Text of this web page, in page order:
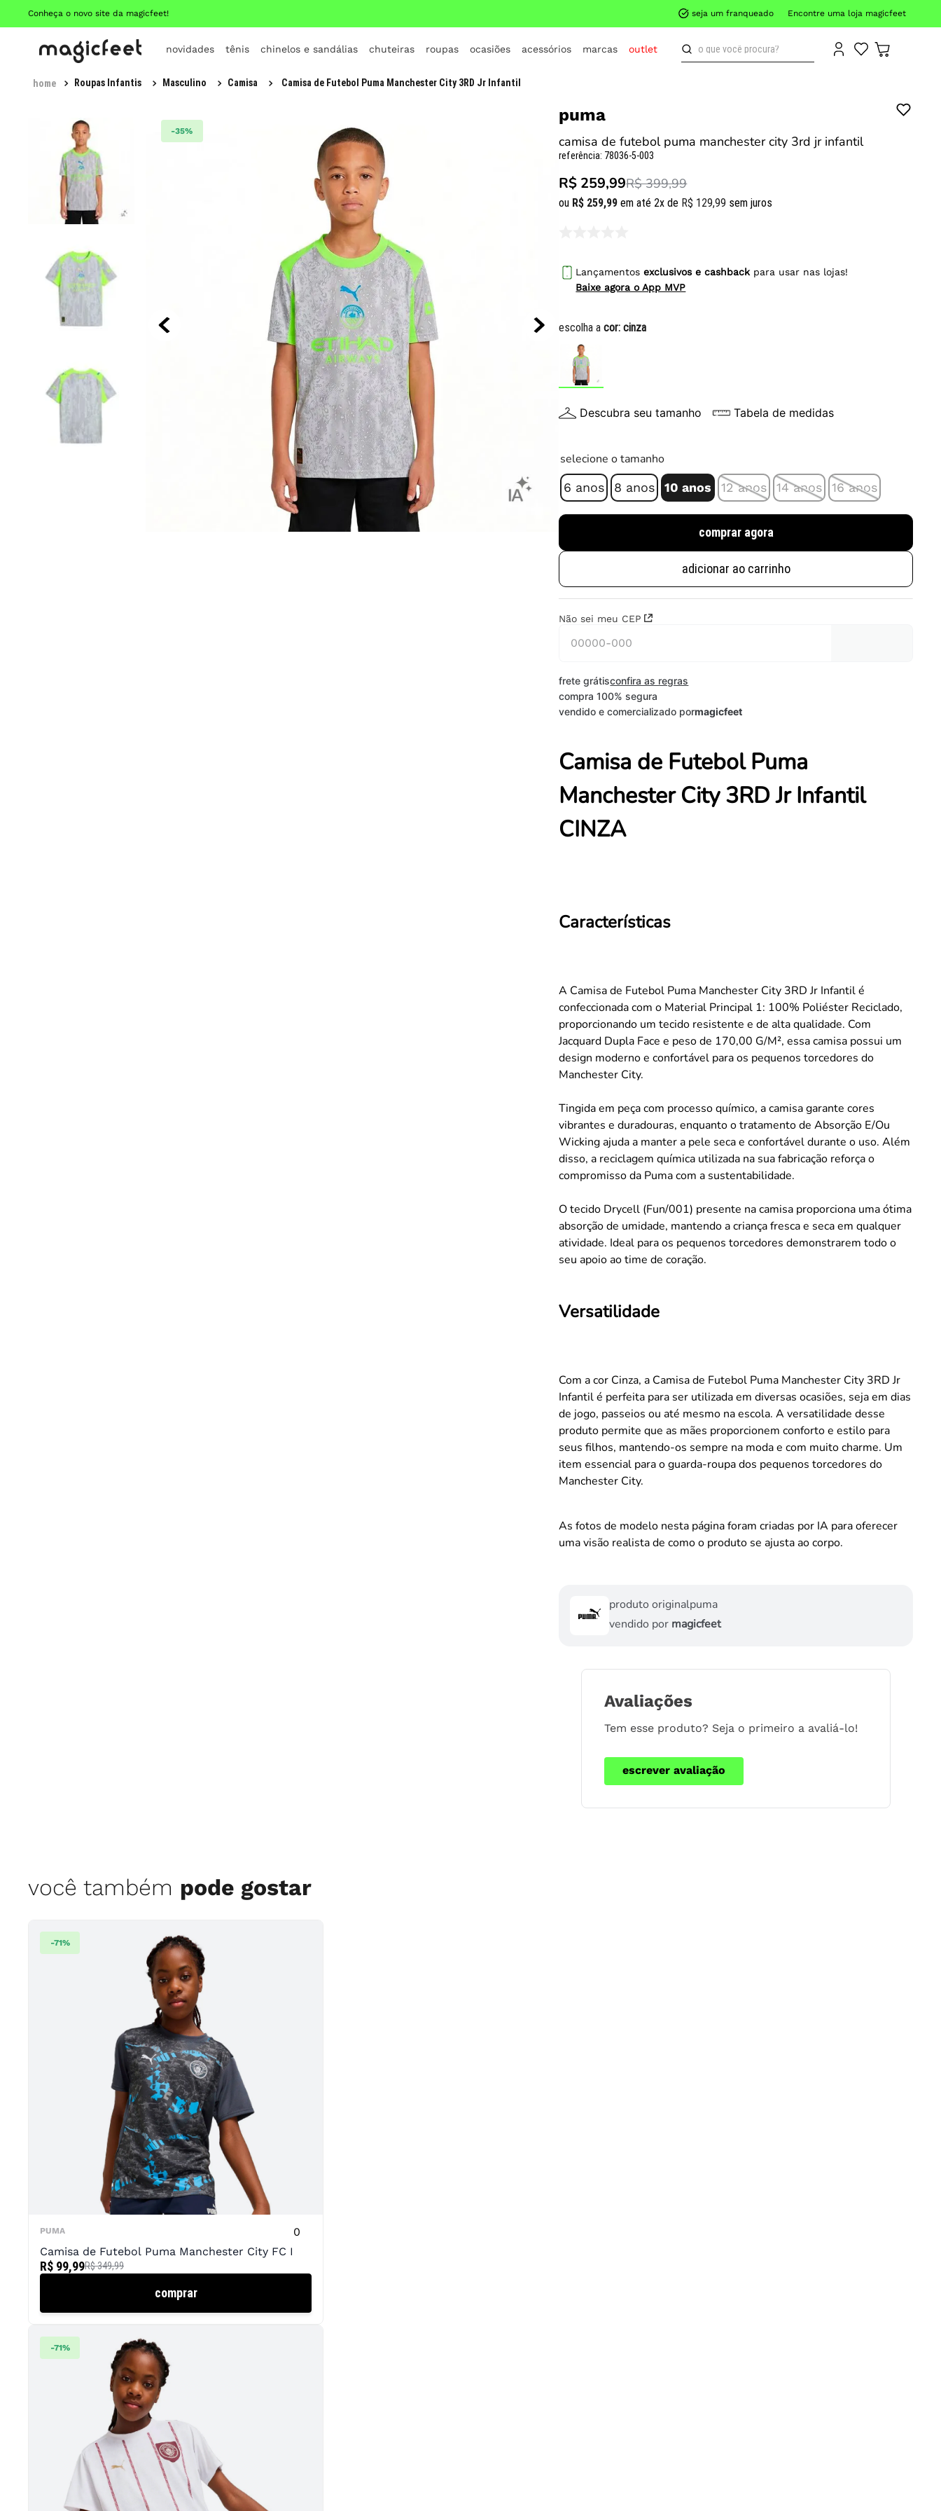
Conheça o novo site da magicfeet! seja um franqueado Encontre uma loja magicfeet
novidades tênis chinelos e sandálias chuteiras roupas ocasiões acessórios marcas outlet
o que você procura?
Roupas Infantis Masculino Camisa Camisa de Futebol Puma Manchester City 3RD Jr Infantil
-35%
puma
camisa de futebol puma manchester city 3rd jr infantil
referência: 78036-5-003
R$ 259,99R$ 399,99
ou R$ 259,99 em até 2x de R$ 129,99 sem juros
Lançamentosexclusivos e cashback para usar nas lojas!
Baixe agora o App MVP
escolha acor:cinza
Descubra seu tamanho Tabela de medidas
selecione o tamanho
6 anos 8 anos 10 anos 12 anos 14 anos 16 anos
comprar agora
adicionar ao carrinho
Não sei meu CEP
frete grátisconfira as regras
compra 100% segura
vendido e comercializado pormagicfeet
Camisa de Futebol Puma
Manchester City 3RD Jr Infantil
CINZA
Características
A Camisa de Futebol Puma Manchester City 3RD Jr Infantil é
confeccionada com o Material Principal 1: 100% Poliéster Reciclado,
proporcionando um tecido resistente e de alta qualidade. Com
Jacquard Dupla Face e peso de 170,00 G/M², essa camisa possui um
design moderno e confortável para os pequenos torcedores do
Manchester City.
Tingida em peça com processo químico, a camisa garante cores
vibrantes e duradouras, enquanto o tratamento de Absorção E/Ou
Wicking ajuda a manter a pele seca e confortável durante o uso. Além
disso, a reciclagem química utilizada na sua fabricação reforça o
compromisso da Puma com a sustentabilidade.
O tecido Drycell (Fun/001) presente na camisa proporciona uma ótima
absorção de umidade, mantendo a criança fresca e seca em qualquer
atividade. Ideal para os pequenos torcedores demonstrarem todo o
seu apoio ao time de coração.
Versatilidade
Com a cor Cinza, a Camisa de Futebol Puma Manchester City 3RD Jr
Infantil é perfeita para ser utilizada em diversas ocasiões, seja em dias
de jogo, passeios ou até mesmo na escola. A versatilidade desse
produto permite que as mães proporcionem conforto e estilo para
seus filhos, mantendo-os sempre na moda e com muito charme. Um
item essencial para o guarda-roupa dos pequenos torcedores do
Manchester City.
As fotos de modelo nesta página foram criadas por IA para oferecer
uma visão realista de como o produto se ajusta ao corpo.
produto originalpuma
vendido por magicfeet
Avaliações
Tem esse produto? Seja o primeiro a avaliá-lo!
escrever avaliação
você também pode gostar
-71%
PUMA
0
Camisa de Futebol Puma Manchester City FC I
R$ 99,99R$ 349,99
comprar
-71%
TERMOS MAIS BUSCADOS
3º
adidas
4º
nike
5
tenis
6º
all star
8º
vans
9º
new balance
10º chuteira